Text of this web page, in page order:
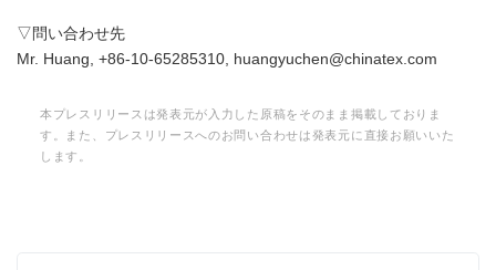
▽問い合わせ先
Mr. Huang, +86-10-65285310, huangyuchen@chinatex.com
本プレスリリースは発表元が入力した原稿をそのまま掲載しておりま
す。また、プレスリリースへのお問い合わせは発表元に直接お願いいた
します。